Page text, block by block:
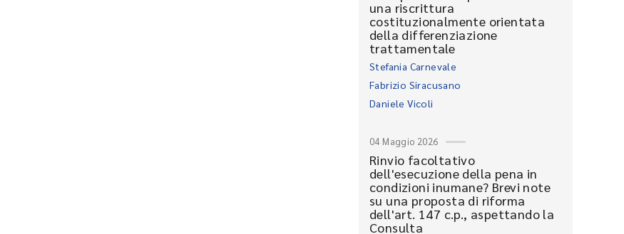
una riscrittura
costituzionalmente orientata
della differenziazione
trattamentale
Stefania Carnevale
Fabrizio Siracusano
Daniele Vicoli
04 Maggio 2026
Rinvio facoltativo
dell'esecuzione della pena in
condizioni inumane? Brevi note
su una proposta di riforma
dell'art. 147 c.p., aspettando la
Consulta